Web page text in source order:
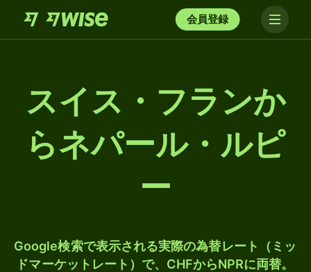
会員登録
スイス・フランか
らネパール・ルピ
ー
Google検索で表示される実際の為替レート（ミッ
ドマーケットレート）で、CHFからNPRに両替。